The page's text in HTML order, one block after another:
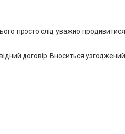
просто слід уважно продивитися
договір. Вноситься узгоджений